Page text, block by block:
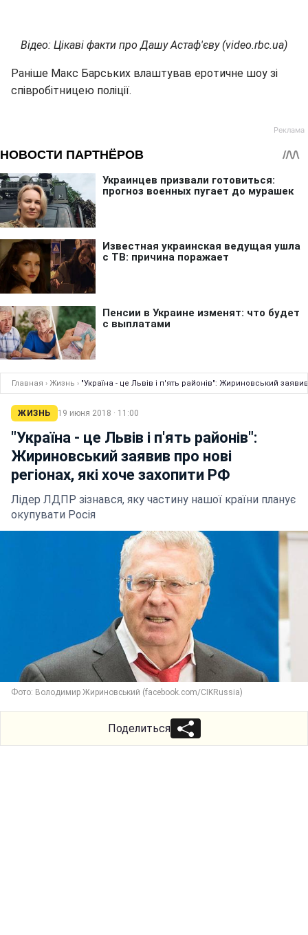
Відео: Цікаві факти про Дашу Астаф'єву (video.rbc.ua)
Раніше Макс Барських влаштував еротичне шоу зі
співробітницею поліції.
Главная › Жизнь › "Україна - це Львів і п'ять районів": Жириновський
ЖИЗНЬ 19 июня 2018 · 11:00
"Україна - це Львів і п'ять районів":
Жириновський заявив про нові
регіонах, які хоче захопити РФ
Лідер ЛДПР зізнався, яку частину нашої країни планує
окупувати Росія
Фото: Володимир Жириновський (facebook.com/CIKRussia)
Поделиться